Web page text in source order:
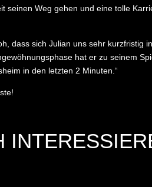
Weg gehen und eine tolle
dass sich Julian uns sehr kurzfristig
hat er zu seinem
in den letzten 2 Minuten.“